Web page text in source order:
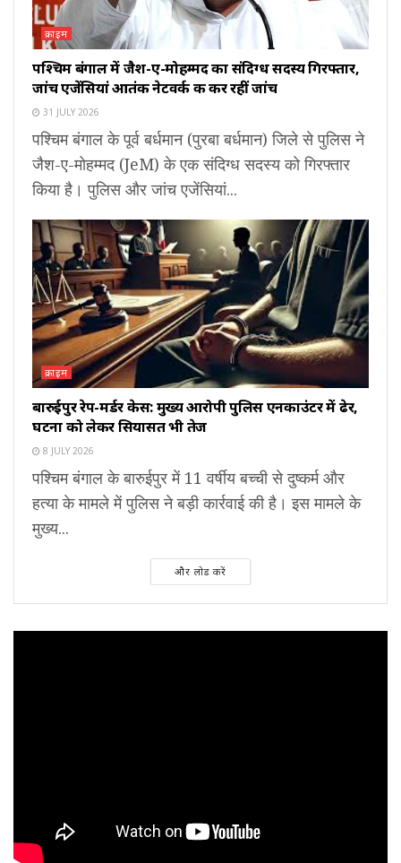
क्राइम
पश्चिम बंगाल में जैश-ए-मोहम्मद का संदिग्ध सदस्य गिरफ्तार,
जांच एजेंसियां आतंकी नेटवर्क की कर रहीं जांच
31 JULY 2026
पश्चिम बंगाल के पूर्व बर्धमान (पुरबा बर्धमान) जिले से पुलिस ने
जैश-ए-मोहम्मद (JeM) के एक संदिग्ध सदस्य को गिरफ्तार
किया है। पुलिस और जांच एजेंसियां...
क्राइम
बारुईपुर रेप-मर्डर केस: मुख्य आरोपी पुलिस एनकाउंटर में ढेर,
घटना को लेकर सियासत भी तेज
8 JULY 2026
पश्चिम बंगाल के बारुईपुर में 11 वर्षीय बच्ची से दुष्कर्म और
हत्या के मामले में पुलिस ने बड़ी कार्रवाई की है। इस मामले के
मुख्य...
और लोड करें